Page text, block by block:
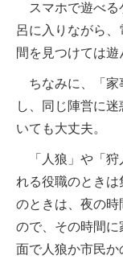
スマホで遊べる
呂に入りながら
間を見つけては遊
ちなみに、「家
し、同じ陣営に
いても大丈夫。
「人狼」や「狩
れる役職のときは
のときは、夜の
ので、その時間
面で人狼か市民